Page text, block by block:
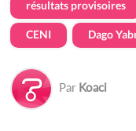
résultats provisoires
CENI Dago
Par Koaci